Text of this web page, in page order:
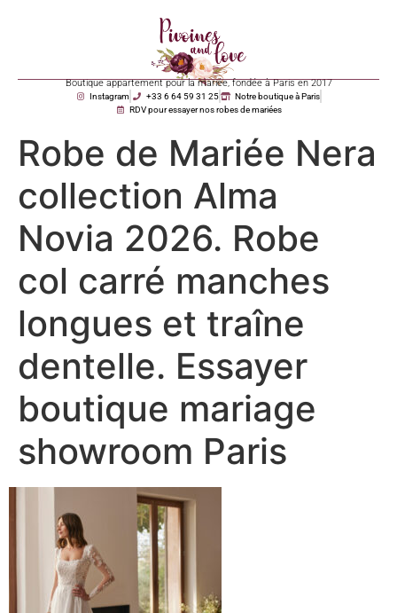
Boutique appartement pour la mariée, fondée à Paris en 2017
Instagram +33 6 64 59 31 25
Notre boutique à Paris
RDV pour essayer nos robes de mariées
Robe de Mariée Nera
collection Alma
Novia 2026. Robe
col carré manches
longues et traîne
dentelle. Essayer
boutique mariage
showroom Paris